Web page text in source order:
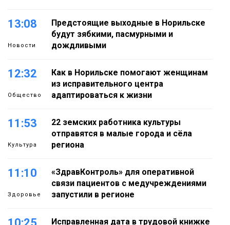
13:08
Новости
Предстоящие выходные в Норильске
будут зябкими, пасмурными и
дождливыми
12:32
Общество
Как в Норильске помогают женщинам
из исправительного центра
адаптироваться к жизни
11:53
Культура
22 земских работника культуры
отправятся в малые города и сёла
региона
11:10
Здоровье
«ЗдравКонтроль» для оперативной
связи пациентов с медучреждениями
запустили в регионе
Исправленная дата в трудовой книжке